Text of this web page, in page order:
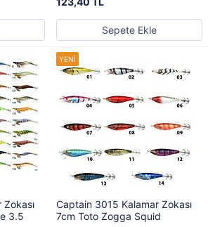
Sepete Ekle
3.5
Captain 3015 Kalamar Zokası
7cm Toto Zogga Squid